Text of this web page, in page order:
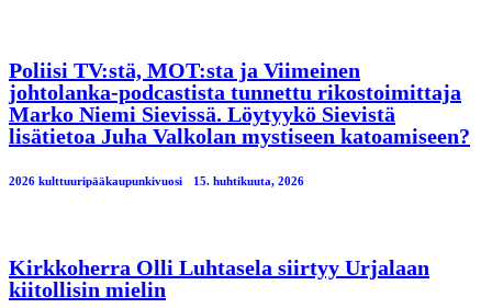
Poliisi TV:stä, MOT:sta ja Viimeinen
johtolanka-podcastista tunnettu rikostoimittaja
Marko Niemi Sievissä. Löytyykö Sievistä
lisätietoa Juha Valkolan mystiseen katoamiseen?
2026 kulttuuripääkaupunkivuosi 15. huhtikuuta, 2026
Kirkkoherra Olli Luhtasela siirtyy Urjalaan
kiitollisin mielin